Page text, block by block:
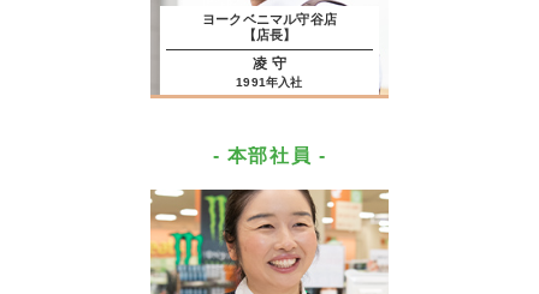
ヨークベニマル守谷店
【店長】
凌 守
1991年入社
- 本部社員 -